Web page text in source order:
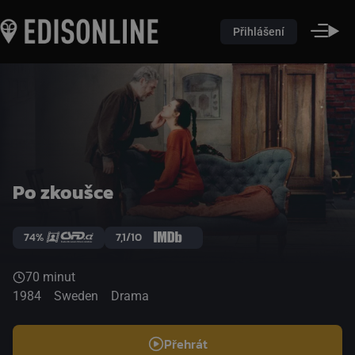
Přihlášení
Po zkoušce
74% 7,1/10
70 minut
1984
Sweden Drama
Přehrát